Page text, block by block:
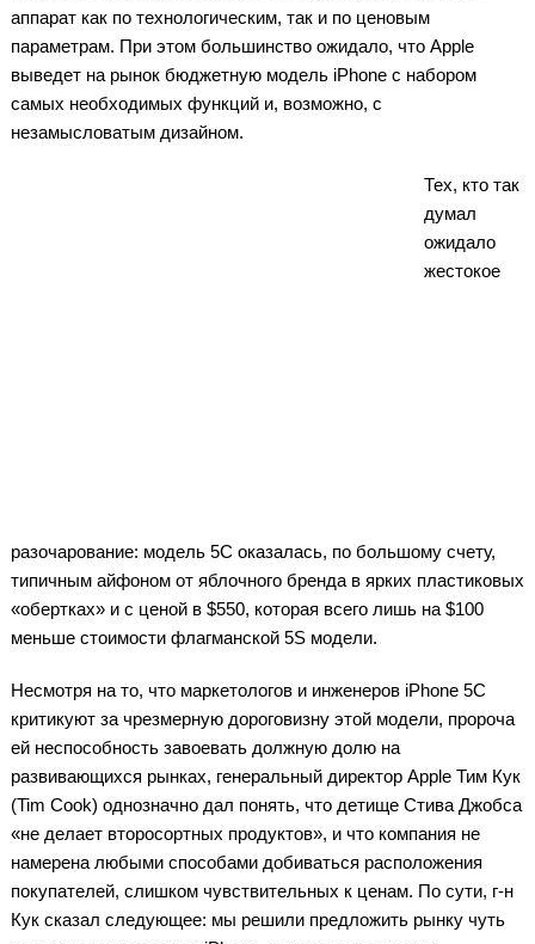
аппарат как по технологическим, так и по ценовым
параметрам. При этом большинство ожидало, что Apple
выведет на рынок бюджетную модель iPhone с набором
самых необходимых функций и, возможно, с
незамысловатым дизайном.
Тех, кто так
думал
ожидало
жестокое
разочарование: модель 5C оказалась, по большому счету,
типичным айфоном от яблочного бренда в ярких пластиковых
«обертках» и с ценой в $550, которая всего лишь на $100
меньше стоимости флагманской 5S модели.
Несмотря на то, что маркетологов и инженеров iPhone 5C
критикуют за чрезмерную дороговизну этой модели, пророча
ей неспособность завоевать должную долю на
развивающихся рынках, генеральный директор Apple Тим Кук
(Tim Cook) однозначно дал понять, что детище Стива Джобса
«не делает второсортных продуктов», и что компания не
намерена любыми способами добиваться расположения
покупателей, слишком чувствительных к ценам. По сути, г-н
Кук сказал следующее: мы решили предложить рынку чуть